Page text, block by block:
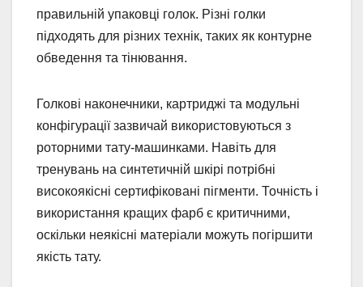
правильній упаковці голок. Різні голки
підходять для різних технік, таких як контурне
обведення та тінювання.
Голкові наконечники, картриджі та модульні
конфігурації зазвичай використовуються з
роторними тату-машинками. Навіть для
тренувань на синтетичній шкірі потрібні
високоякісні сертифіковані пігменти. Точність і
використання кращих фарб є критичними,
оскільки неякісні матеріали можуть погіршити
якість тату.